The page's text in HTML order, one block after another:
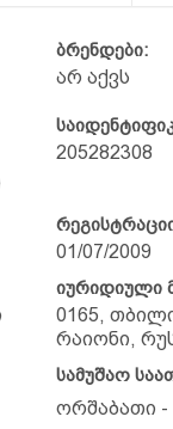
ბრენდები:
არ აქვს
205282308
01/07/2009
იურიდიული
0165,
რაიონი,
სამუშაო
ორშაბათი -